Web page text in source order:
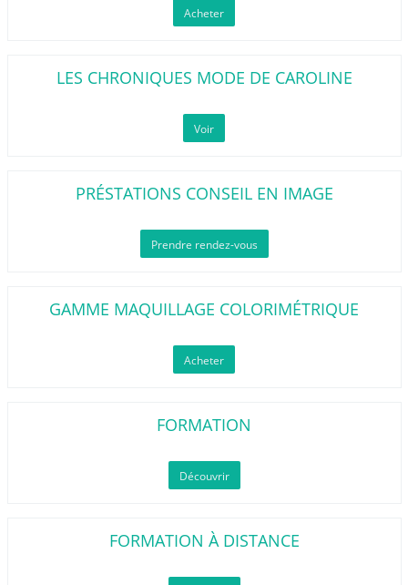
Acheter
LES CHRONIQUES MODE DE CAROLINE
Voir
PRÉSTATIONS CONSEIL EN IMAGE
Prendre rendez-vous
GAMME MAQUILLAGE COLORIMÉTRIQUE
Acheter
FORMATION
Découvrir
FORMATION À DISTANCE